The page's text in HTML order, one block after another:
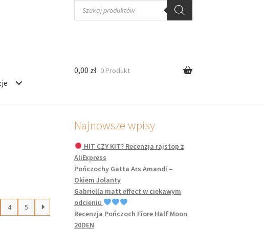
Wyszukiwarka
produktów
0,00 zł 0 Produkt
4 5
Najnowsze wpisy
HIT CZY KIT? Recenzja rajstop z
AliExpress
Pończochy Gatta Ars Amandi –
Okiem Jolanty
Gabriella matt effect w ciekawym
odcieniu
Recenzja Pończoch Fiore Half Moon
20DEN